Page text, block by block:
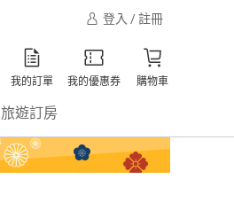
登入 / 註冊
我的訂單 我的優惠券 購物車
旅遊訂房